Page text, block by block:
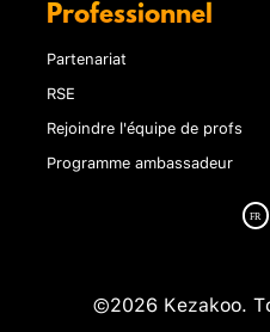
Professionnel
Partenariat
RSE
Rejoindre l'équipe de profs
Programme ambassadeur
©2026 Kezakoo.